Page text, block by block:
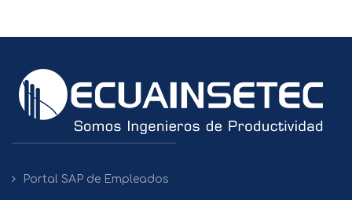
Portal SAP de Empleados